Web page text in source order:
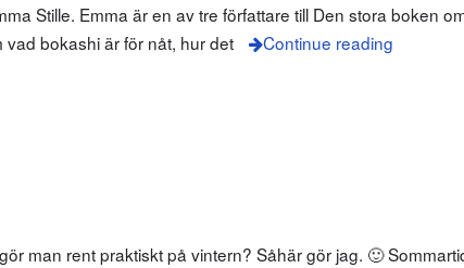
Stille. Emma är en av tre författare till Den stora boken
bokashi är för nåt, hur det
Continue reading
man rent praktiskt på vintern? Såhär gör jag. 🙂